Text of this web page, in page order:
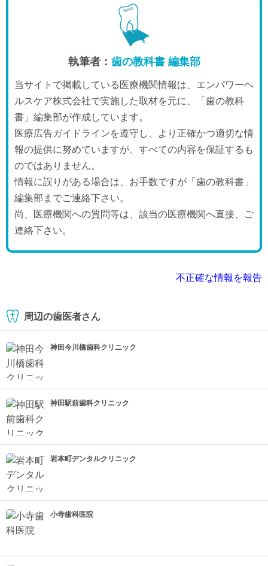
執筆者： 歯の教科書 編集部
当サイトで掲載している医療機関情報は、エンパワーヘ
ルスケア株式会社で実施した取材を元に、「歯の教科
書」編集部が作成しています。
医療広告ガイドラインを遵守し、より正確かつ適切な情
報の提供に努めていますが、すべての内容を保証するも
のではありません。
情報に誤りがある場合は、お手数ですが「歯の教科書」
編集部までご連絡下さい。
尚、医療機関への質問等は、該当の医療機関へ直接、ご
連絡下さい。
不正確な情報を報告
周辺の歯医者さん
神田今川橋歯科クリニック
神田駅前歯科クリニック
岩本町デンタルクリニック
小寺歯科医院